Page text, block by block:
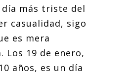
día más triste del
casualidad, sigo
es mera
Los 19 de enero,
años, es un día